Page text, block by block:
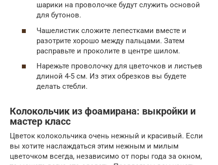
шарики на проволочке будут служить основой
для бутонов.
Чашелистик сложите лепестками вместе и
разотрите хорошо между пальцами. Затем
расправьте и проколите в центре шилом.
Нарежьте проволочку для цветочков и листьев
длиной 4-5 см. Из этих обрезков вы будете
делать стебли.
Колокольчик из фоамирана: выкройки и
мастер класс
Цветок колокольчика очень нежный и красивый. Если
вы хотите наслаждаться этим нежным и милым
цветочком всегда, независимо от поры года за окном,